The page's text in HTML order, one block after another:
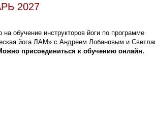
2027
на обучение инструкторов йоги по программе
йога ЛАМ» с Андреем Лобановым и
присоединиться к обучению онлайн.